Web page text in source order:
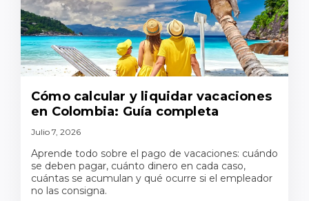
Cómo calcular y liquidar vacaciones
en Colombia: Guía completa
Julio 7, 2026
Aprende todo sobre el pago de vacaciones: cuándo
se deben pagar, cuánto dinero en cada caso,
cuántas se acumulan y qué ocurre si el empleador
no las consigna.